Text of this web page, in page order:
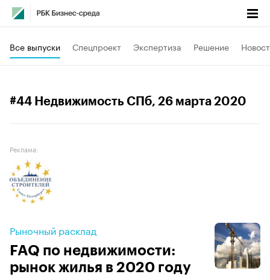
Все выпуски Спецпроект Экспертиза Решение
#44 Недвижимость СПб, 26 марта 2020
Реклама:
Рыночный расклад
FAQ по недвижимости:
рынок жилья в 2020 году